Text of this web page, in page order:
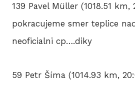
139 Pavel Müller (1018.51 km,
pokracujeme smer teplice
neoficialni cp….diky
59 Petr Šíma (1014.93 km,